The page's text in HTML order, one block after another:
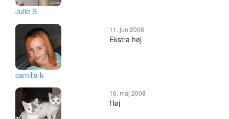
Julie S
camilla k
11. jun 2008
Ekstra høj
16. maj 2008
Høj